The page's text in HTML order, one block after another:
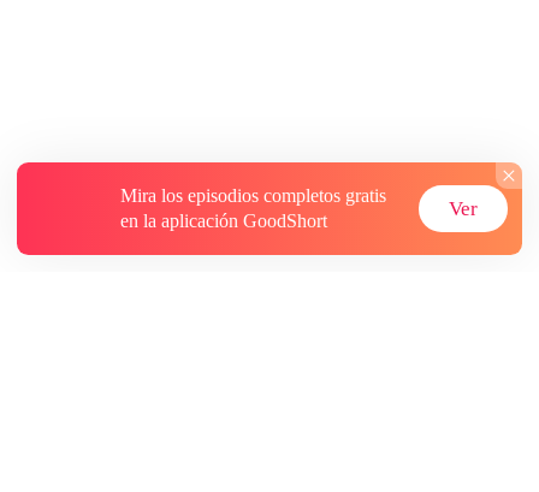
Mira los episodios completos gratis
en la aplicación GoodShort
Ver